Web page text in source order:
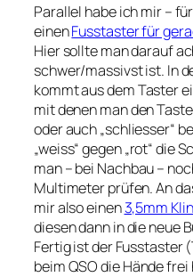
Parallel habe ich mir –
einenFusstaster für
Hier sollte man darauf
schwer/massivst ist. In
kommt aus dem Taster
mit denen man den
oder auch „schliesser“
„weiss“ gegen „rot“ die
man – bei Nachbau –
Multimeter prüfen. An
mir also einen3,5mm
diesen dann in die neue
Fertig ist der Fusstaster
beim QSO die Hände frei